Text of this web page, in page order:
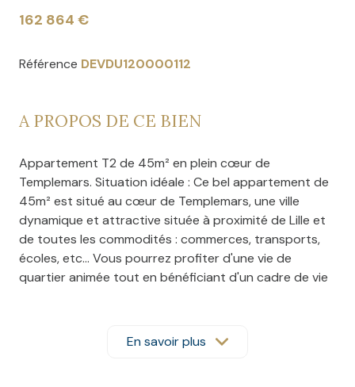
162 864 €
Référence DEVDU120000112
A PROPOS DE CE BIEN
Appartement T2 de 45m² en plein cœur de
Templemars. Situation idéale : Ce bel appartement de
45m² est situé au cœur de Templemars, une ville
dynamique et attractive située à proximité de Lille et
de toutes les commodités : commerces, transports,
écoles, etc… Vous pourrez profiter d'une vie de
quartier animée tout en bénéficiant d'un cadre de vie
un salon-séjour avec cuisine ouverte de 23m2, une
chambre de 12m2 et une salle d'eau. Le salon est très
En savoir plus